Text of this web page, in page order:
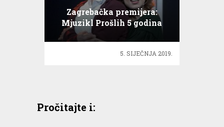
Zagrebačka premijera:
Mjuzikl Prošlih 5 godina
5. SIJEČNJA 2019.
Pročitajte i: